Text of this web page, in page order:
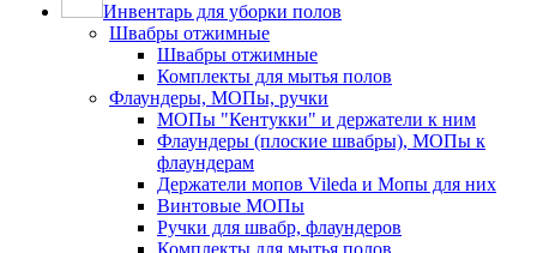
Инвентарь для уборки полов
Швабры отжимные
Швабры отжимные
Комплекты для мытья полов
Флаундеры, МОПы, ручки
МОПы "Кентукки" и держатели к ним
Флаундеры (плоские швабры), МОПы к
флаундерам
Держатели мопов Vileda и Мопы для них
Винтовые МОПы
Ручки для швабр, флаундеров
Комплекты для мытья полов